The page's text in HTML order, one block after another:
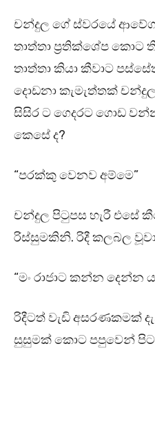
චන්දුල ගේ ස්වරයේ
තාත්තා ප්‍රතික්ශේප කොට
තාත්තා කියා කීවාට
දොඩනා කැමැත්තක්
සිසිර ට ගෙදරට ගොඩ
කෙසේ ද?
“පරක්කු වෙනව අම්මෙ”
චන්දුල පිටුපස හැරී එසේ
රිස්සුමකිනි. රිදී කලබල
“මං රාජාට කන්න දෙන්න
රිදීටත් වැඩි අසරණකමක්
සුසුමක් කොට පපුවෙන් පිට